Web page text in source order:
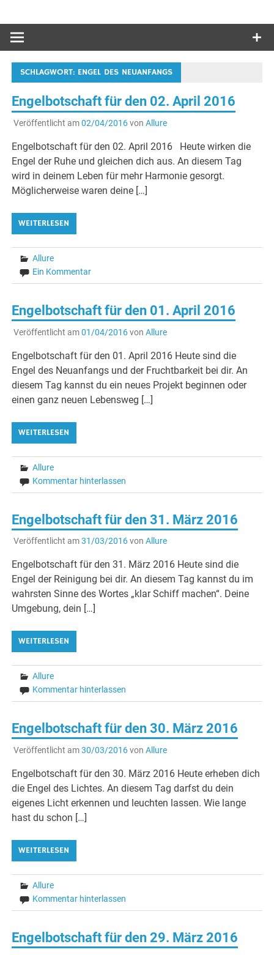
SCHLAGWORT: ENGEL DES NEUANFANGS
Engelbotschaft für den 02. April 2016
Veröffentlicht am02/04/2016von Allure
Engelbotschaft für den 02. April 2016 Heute wirken die
Engel der Ruhe und gleichen dich aus. An diesem Tag
wird in deinem Leben für mehr Harmonie gesorgt.
Möglicherweise waren deine […]
WEITERLESEN
Allure
Ein Kommentar
Engelbotschaft für den 01. April 2016
Veröffentlicht am01/04/2016von Allure
Engelbotschaft für den 01. April 2016 Heute sind die
Engel des Neuanfangs und der Fruchtbarkeit bei dir. An
diesem Tag kannst du ein neues Projekt beginnen oder
einen ganz neuen Lebensweg […]
WEITERLESEN
Allure
Kommentar hinterlassen
Engelbotschaft für den 31. März 2016
Veröffentlicht am31/03/2016von Allure
Engelbotschaft für den 31. März 2016 Heute sind die
Engel der Reinigung bei dir. An diesem Tag kannst du im
wahrsten Sinne des Wortes „klar Schiff machen“. Deine
Umgebung, dein […]
WEITERLESEN
Allure
Kommentar hinterlassen
Engelbotschaft für den 30. März 2016
Veröffentlicht am30/03/2016von Allure
Engelbotschaft für den 30. März 2016 Heute erheben dich
die Engel des Lichtes. An diesem Tag darfst du dein
eigenes Licht erkennen und leuchten lassen. Wie lange
hast du schon […]
WEITERLESEN
Allure
Kommentar hinterlassen
Engelbotschaft für den 29. März 2016